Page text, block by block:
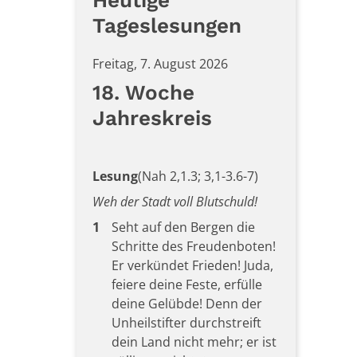
Tageslesungen
Freitag, 7. August 2026
18. Woche
Jahreskreis
Lesung(Nah 2,1.3; 3,1-3.6-7)
Weh der Stadt voll Blutschuld!
1
Seht auf den Bergen die
Schritte des Freudenboten!
Er verkündet Frieden! Juda,
feiere deine Feste, erfülle
deine Gelübde! Denn der
Unheilstifter durchstreift
dein Land nicht mehr; er ist